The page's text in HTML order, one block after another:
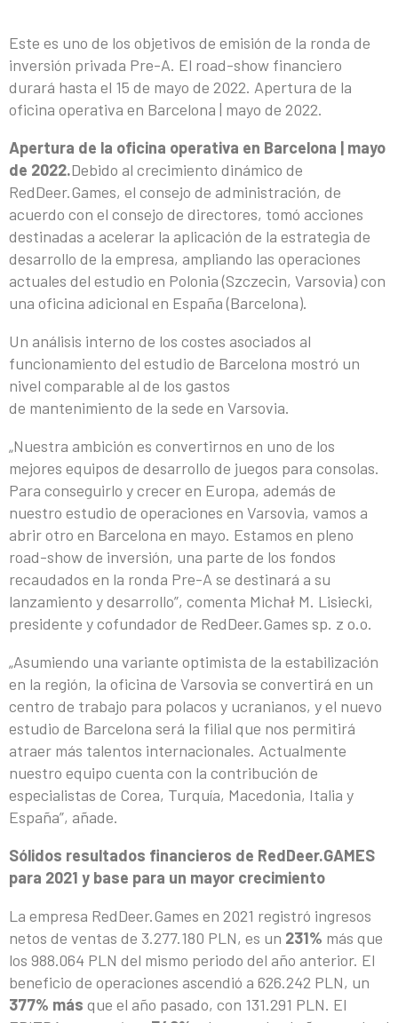
Este es uno de los objetivos de emisión de la ronda de
inversión privada Pre-A. El road-show financiero
durará hasta el 15 de mayo de 2022. Apertura de la
oficina operativa en Barcelona | mayo de 2022.
Apertura de la oficina operativa en Barcelona | mayo
de 2022.Debido al crecimiento dinámico de
RedDeer.Games, el consejo de administración, de
acuerdo con el consejo de directores, tomó acciones
destinadas a acelerar la aplicación de la estrategia de
desarrollo de la empresa, ampliando las operaciones
actuales del estudio en Polonia (Szczecin, Varsovia) con
una oficina adicional en España (Barcelona).
Un análisis interno de los costes asociados al
funcionamiento del estudio de Barcelona mostró un
nivel comparable al de los gastos
de mantenimiento de la sede en Varsovia.
„Nuestra ambición es convertirnos en uno de los
mejores equipos de desarrollo de juegos para consolas.
Para conseguirlo y crecer en Europa, además de
nuestro estudio de operaciones en Varsovia, vamos a
abrir otro en Barcelona en mayo. Estamos en pleno
road-show de inversión, una parte de los fondos
recaudados en la ronda Pre-A se destinará a su
lanzamiento y desarrollo”, comenta Michał M. Lisiecki,
presidente y cofundador de RedDeer.Games sp. z o.o.
„Asumiendo una variante optimista de la estabilización
en la región, la oficina de Varsovia se convertirá en un
centro de trabajo para polacos y ucranianos, y el nuevo
estudio de Barcelona será la filial que nos permitirá
atraer más talentos internacionales. Actualmente
nuestro equipo cuenta con la contribución de
especialistas de Corea, Turquía, Macedonia, Italia y
España”, añade.
Sólidos resultados financieros de RedDeer.GAMES
para 2021 y base para un mayor crecimiento
La empresa RedDeer.Games en 2021 registró ingresos
netos de ventas de 3.277.180 PLN, es un 231% más que
los 988.064 PLN del mismo periodo del año anterior. El
beneficio de operaciones ascendió a 626.242 PLN, un
377% más que el año pasado, con 131.291 PLN. El